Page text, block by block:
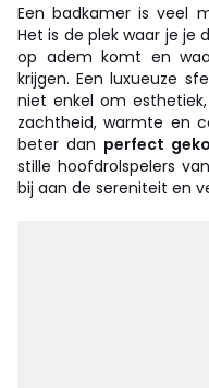
Een badkamer is veel
Het is de plek waar je je
op adem komt en
krijgen. Een luxueuze
niet enkel om
zachtheid, warmte en
beter dan perfect
stille hoofdrolspelers
bij aan de sereniteit en